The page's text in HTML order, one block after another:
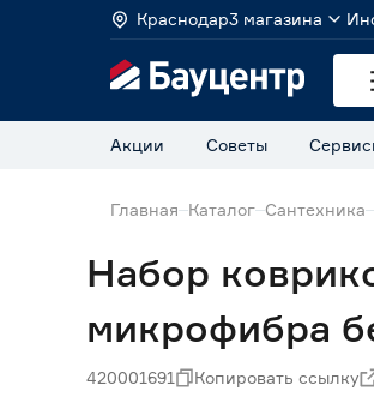
Краснодар3 магазина
Акции Советы
Главная Каталог Сантехника
Набор
микрофибра
420001691 Копировать ссылку